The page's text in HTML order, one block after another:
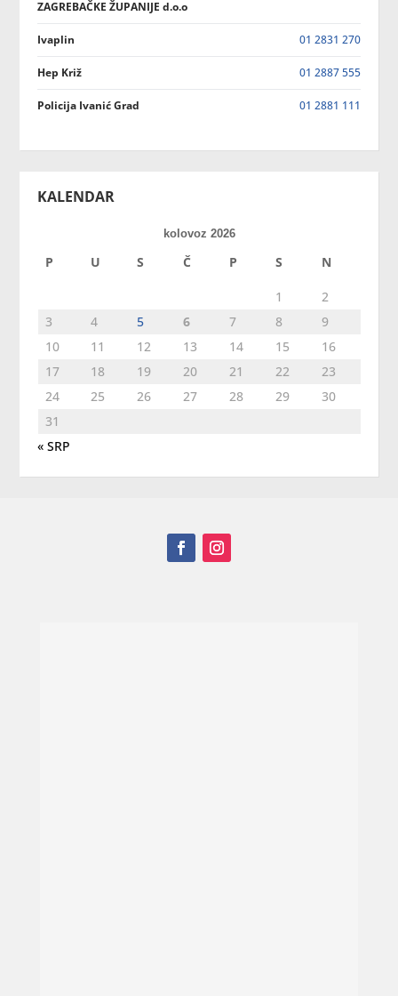
ZAGREBAČKE ŽUPANIJE d.o.o
Ivaplin 01 2831 270
Hep Križ 01 2887 555
Policija Ivanić Grad 01 2881 111
KALENDAR
kolovoz 2026
P U S Č P S N
1
2
3
4 5 6 7 8
9
10
11 12 13 14 15
16
17
18 19 20 21 22
23
24
25 26 27 28 29
30
31
« SRP